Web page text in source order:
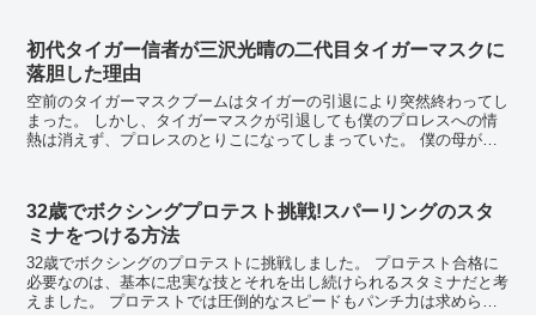
初代タイガー信者が三沢光晴の二代目タイガーマスクに
落胆した理由
空前のタイガーマスクブームはタイガーの引退により突然終わってし
まった。 しかし、タイガーマスクが引退しても僕のプロレスへの情
熱は消えず、プロレスのとりこになってしまっていた。 僕の母が亡
32歳でボクシングプロテスト挑戦!スパーリングのスタ
ミナをつける方法
32歳でボクシングのプロテストに挑戦しました。 プロテスト合格に
必要なのは、基本に忠実な技とそれを出し続けられるスタミナだと考
えました。 プロテストでは圧倒的なスピードもパンチ力は求められ